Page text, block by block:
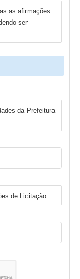
as afirmações
ser
da Prefeitura
de Licitação.